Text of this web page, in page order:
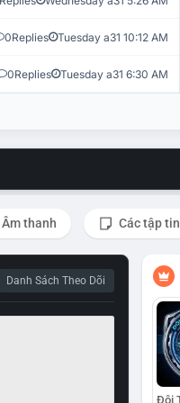
0Replies Tuesday a31 10:12 AM
0Replies Tuesday a31 6:30 AM
Âm thanh Các tập tin
Danh Sách Theo Dõi